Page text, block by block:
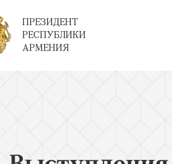
ПРЕЗИДЕНТ
РЕСПУБЛИКИ
АРМЕНИЯ